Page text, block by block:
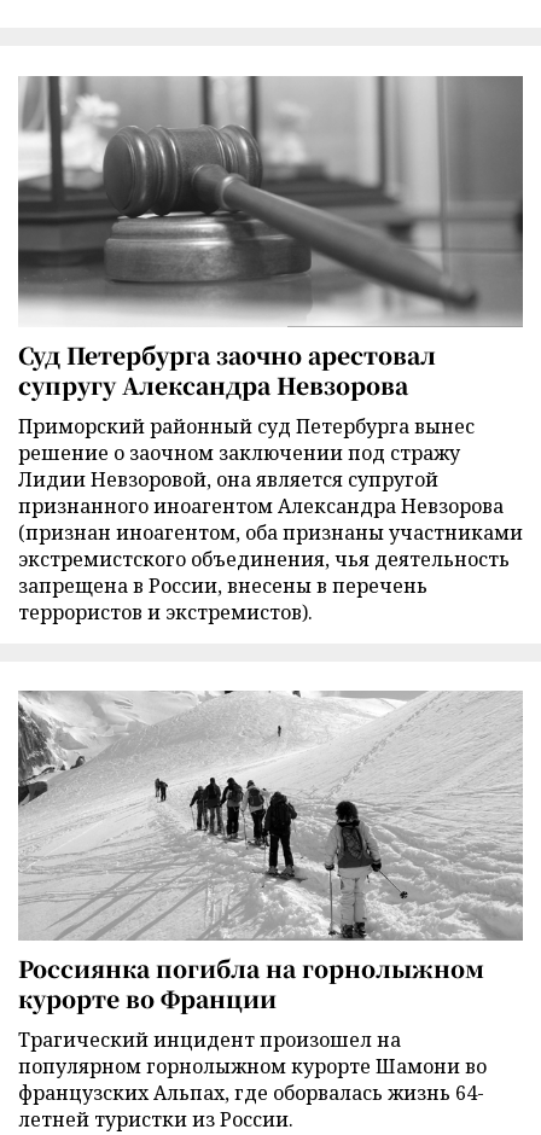
Суд Петербурга заочно арестовал
супругу Александра Невзорова
Приморский районный суд Петербурга вынес
решение о заочном заключении под стражу
Лидии Невзоровой, она является супругой
признанного иноагентом Александра Невзорова
(признан иноагентом, оба признаны участниками
экстремистского объединения, чья деятельность
запрещена в России, внесены в перечень
террористов и экстремистов).
Россиянка погибла на горнолыжном
курорте во Франции
Трагический инцидент произошел на
популярном горнолыжном курорте Шамони во
французских Альпах, где оборвалась жизнь 64-
летней туристки из России.